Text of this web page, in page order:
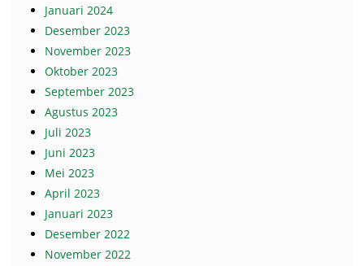
Januari 2024
Desember 2023
November 2023
Oktober 2023
September 2023
Agustus 2023
Juli 2023
Juni 2023
Mei 2023
April 2023
Januari 2023
Desember 2022
November 2022